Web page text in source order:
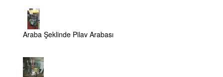
Araba Şeklinde Pilav Arabası